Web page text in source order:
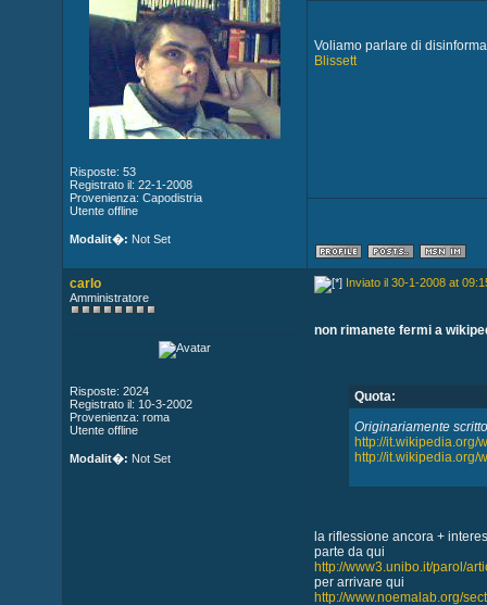
Risposte: 53
Registrato il: 22-1-2008
Provenienza: Capodistria
Utente offline
Modalit�: Not Set
Voliamo parlare di
Blissett
carlo
Amministratore
Risposte: 2024
Registrato il: 10-3-2002
Provenienza: roma
Utente offline
Modalit�: Not Set
Inviato il 30-1-2008 at
non rimanete fermi a
Quota:
Originariamente
http://it.wikipedia.org/
http://it.wikipedia.org/
la riflessione ancora +
parte da qui
http://www3.unibo.it/parol/
per arrivare qui
http://www.noemalab.org/